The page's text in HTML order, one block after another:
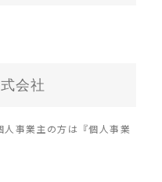
事業主の方は『個人事業